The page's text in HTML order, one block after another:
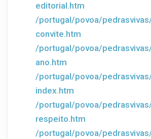
editorial.htm
/portugal/povoa/
convite.htm
/portugal/povoa/
ano.htm
/portugal/povoa/
index.htm
/portugal/povoa/
respeito.htm
/portugal/povoa/